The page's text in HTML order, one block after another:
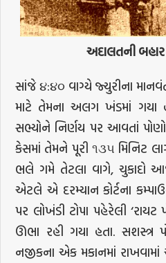
અદાલતનીબહાર
સાંજે ૪:૪૦ વાગ્યે જ્યુરીના
માટે તેમના અલગ ખંડમાં ગયા
સભ્યોને નિર્ણય પર આવતાં
કેસમાં તેમને પૂરી ૧૩૫ મિનિટ
ભલે ગમે તેટલા વાગે, ચુકાદો
એટલે એ દરમ્યાન કોર્ટના
પર લોખંડી ટોપા પહેરેલી
ઊભા રહી ગયા હતા. સશસ્ત્ર
નજીકના એક મકાનમાં